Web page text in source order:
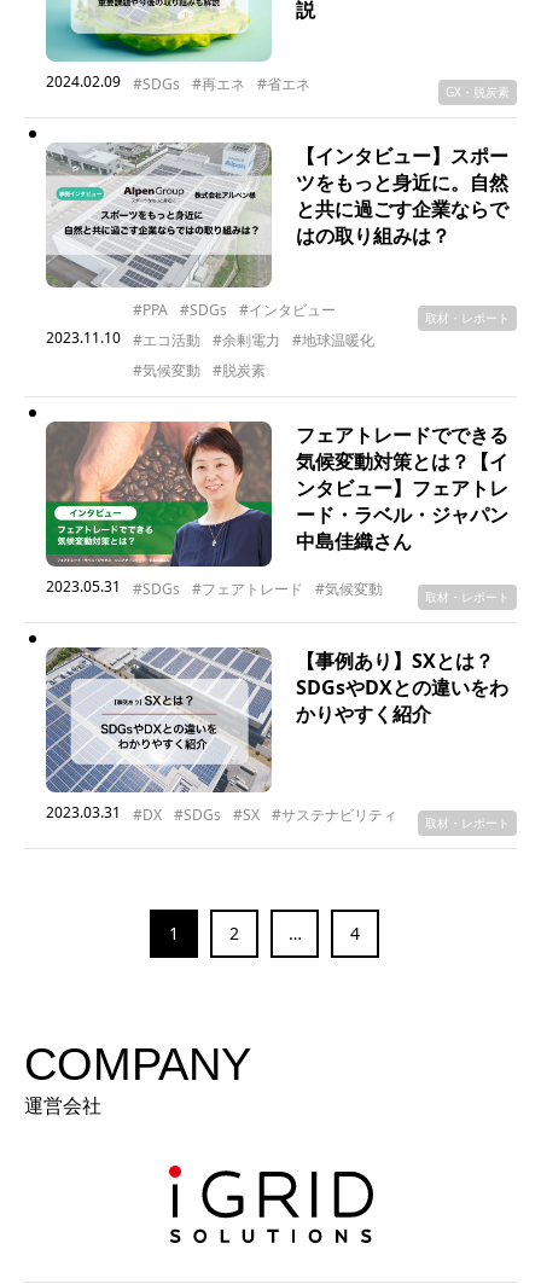
説
2024.02.09 #SDGs #再エネ #省エネ GX・脱炭素
【インタビュー】スポー
ツをもっと⾝近に。⾃然
と共に過ごす企業ならで
はの取り組みは？
2023.11.10
#PPA #SDGs
#インタビュー
#エコ活動
#余剰電力
#地球温暖化
#気候変動
#脱炭素
取材・レポート
フェアトレードでできる
気候変動対策とは？【イ
ンタビュー】フェアトレ
ード・ラベル・ジャパン
中島佳織さん
2023.05.31 #SDGs #フェアトレード #気候変動 取材・レポート
【事例あり】SXとは？
SDGsやDXとの違いをわ
かりやすく紹介
2023.03.31 #DX #SDGs #SX #サステナビリティ 取材・レポート
1 2 … 4
COMPANY
運営会社